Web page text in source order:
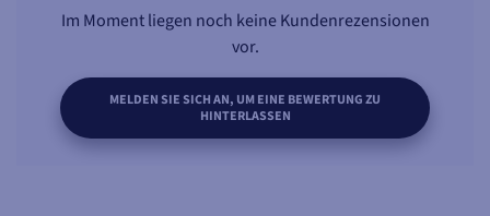
Im Moment liegen noch keine Kundenrezensionen
vor.
MELDEN SIE SICH AN, UM EINE BEWERTUNG ZU
HINTERLASSEN